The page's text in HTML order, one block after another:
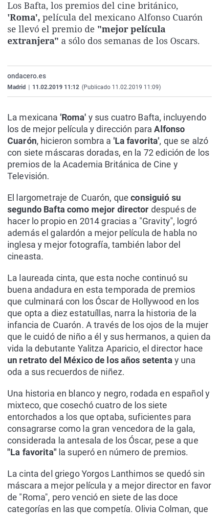
La rosa de los vientos
Gente viajera
Como el perro y el
Caso
Retornados
Equipo de
Extremadura
Galicia
La Rioja
Virales
Televisión
Elecciones
Los Bafta, los premios del cine británico,
'Roma', película del mexicano Alfonso Cuarón
se llevó el premio de "mejor película
extranjera" a sólo dos semanas de los Oscars.
ondacero.es
Madrid 11.02.2019 11:12 (Publicado 11.02.2019 11:09)
La mexicana 'Roma' y sus cuatro Bafta, incluyendo
los de mejor película y dirección paraAlfonso
Cuarón, hicieron sombra a 'La favorita', que se alzó
con siete máscaras doradas, en la 72 edición de los
premios de la Academia Británica de Cine y
Televisión.
El largometraje de Cuarón, que consiguió su
segundo Bafta como mejor director después de
hacer lo propio en 2014 gracias a "Gravity", logró
además el galardón a mejor película de habla no
inglesa y mejor fotografía, también labor del
cineasta.
La laureada cinta, que esta noche continuó su
buena andadura en esta temporada de premios
que culminará con los Óscar de Hollywood en los
que opta a diez estatuíllas, narra la historia de la
infancia de Cuarón. A través de los ojos de la mujer
que le cuidó de niño a él y sus hermanos, a quien da
vida la debutante Yalitza Aparicio, el director hace
un retrato del México de los años setenta y una
oda a sus recuerdos de niñez.
Una historia en blanco y negro, rodada en español y
mixteco, que cosechó cuatro de los siete
entorchados a los que optaba, suficientes para
consagrarse como la gran vencedora de la gala,
considerada la antesala de los Óscar, pese a que
"La favorita" la superó en número de premios.
La cinta del griego Yorgos Lanthimos se quedó sin
máscara a mejor película y a mejor director en favor
de "Roma", pero venció en siete de las doce
categorías en las que competía. Olivia Colman, que